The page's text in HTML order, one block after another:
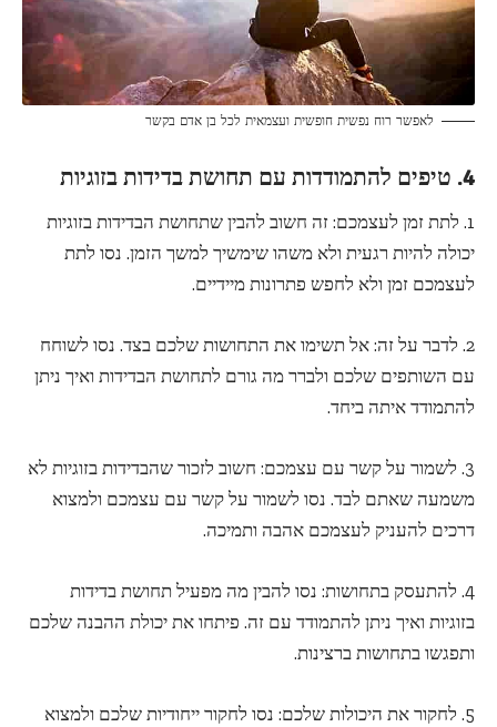
לאפשר רוח נפשית חופשית ועצמאית לכל בן אדם בקשר
4. טיפים להתמודדות עם תחושת בדידות בזוגיות
1. לתת זמן לעצמכם: זה חשוב להבין שתחושת הבדידות בזוגיות
יכולה להיות רגעית ולא משהו שימשיך למשך הזמן. נסו לתת
לעצמכם זמן ולא לחפש פתרונות מיידיים.
2. לדבר על זה: אל תשימו את התחושות שלכם בצד. נסו לשוחח
עם השותפים שלכם ולברר מה גורם לתחושת הבדידות ואיך ניתן
להתמודד איתה ביחד.
3. לשמור על קשר עם עצמכם: חשוב לזכור שהבדידות בזוגיות לא
משמעה שאתם לבד. נסו לשמור על קשר עם עצמכם ולמצוא
דרכים להעניק לעצמכם אהבה ותמיכה.
4. להתעסק בתחושות: נסו להבין מה מפעיל תחושת בדידות
בזוגיות ואיך ניתן להתמודד עם זה. פיתחו את יכולת ההבנה שלכם
ותפגשו בתחושות ברצינות.
5. לחקור את היכולות שלכם: נסו לחקור ייחודיות שלכם ולמצוא